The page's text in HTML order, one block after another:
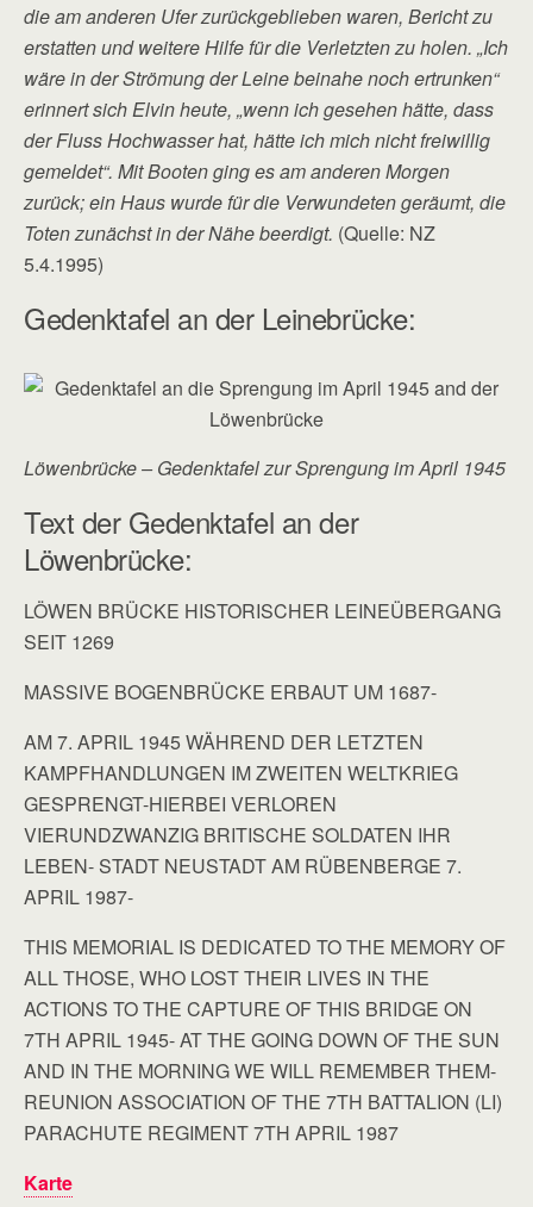
die am anderen Ufer zurückgeblieben waren, Bericht zu
erstatten und weitere Hilfe für die Verletzten zu holen. „Ich
wäre in der Strömung der Leine beinahe noch ertrunken“
erinnert sich Elvin heute, „wenn ich gesehen hätte, dass
der Fluss Hochwasser hat, hätte ich mich nicht freiwillig
gemeldet“. Mit Booten ging es am anderen Morgen
zurück; ein Haus wurde für die Verwundeten geräumt, die
Toten zunächst in der Nähe beerdigt. (Quelle: NZ
5.4.1995)
Gedenktafel an der Leinebrücke:
Löwenbrücke – Gedenktafel zur Sprengung im April 1945
Text der Gedenktafel an der
Löwenbrücke:
LÖWEN BRÜCKE HISTORISCHER LEINEÜBERGANG
SEIT 1269
MASSIVE BOGENBRÜCKE ERBAUT UM 1687-
AM 7. APRIL 1945 WÄHREND DER LETZTEN
KAMPFHANDLUNGEN IM ZWEITEN WELTKRIEG
GESPRENGT-HIERBEI VERLOREN
VIERUNDZWANZIG BRITISCHE SOLDATEN IHR
LEBEN- STADT NEUSTADT AM RÜBENBERGE 7.
APRIL 1987-
THIS MEMORIAL IS DEDICATED TO THE MEMORY OF
ALL THOSE, WHO LOST THEIR LIVES IN THE
ACTIONS TO THE CAPTURE OF THIS BRIDGE ON
7TH APRIL 1945- AT THE GOING DOWN OF THE SUN
AND IN THE MORNING WE WILL REMEMBER THEM-
REUNION ASSOCIATION OF THE 7TH BATTALION (LI)
PARACHUTE REGIMENT 7TH APRIL 1987
Karte